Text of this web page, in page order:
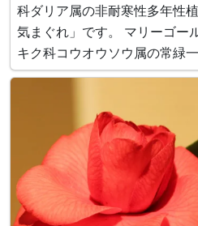
科ダリア属の非耐寒性多年性
気まぐれ」です。 マリーゴー
キク科コウオウソウ属の常緑
者、/いつもそばにいて」です